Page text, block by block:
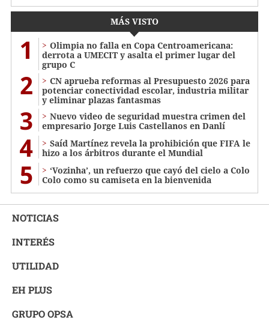
MÁS VISTO
1
Olimpia no falla en Copa Centroamericana:
derrota a UMECIT y asalta el primer lugar del
grupo C
2
CN aprueba reformas al Presupuesto 2026 para
potenciar conectividad escolar, industria militar
y eliminar plazas fantasmas
3
Nuevo video de seguridad muestra crimen del
empresario Jorge Luis Castellanos en Danlí
4
Saíd Martínez revela la prohibición que FIFA le
hizo a los árbitros durante el Mundial
5
‘Vozinha’, un refuerzo que cayó del cielo a Colo
Colo como su camiseta en la bienvenida
NOTICIAS
INTERÉS
UTILIDAD
EH PLUS
GRUPO OPSA